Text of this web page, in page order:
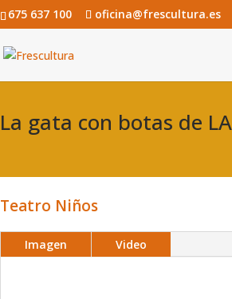
675 637 100 oficina@frescultura.es
La gata con botas de
Teatro Niños
Imagen Video